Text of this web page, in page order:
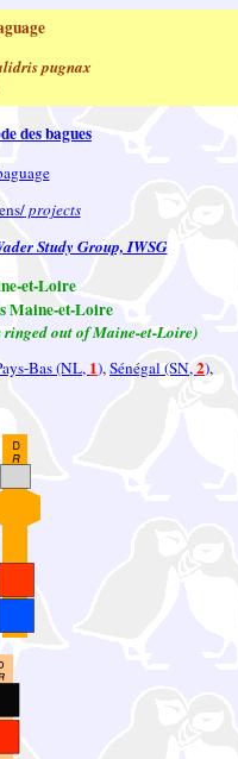
pugnax
des bagues
projects
Study Group, IWSG
et-Loire
Maine-et-Loire
out of Maine-et-Loire)
Bas (NL, 1),Sénégal (SN,2),